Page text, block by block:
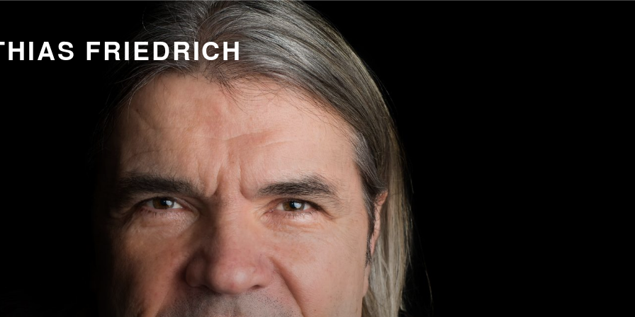
FRIEDRICH